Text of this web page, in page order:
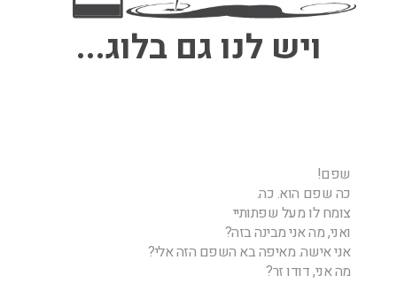
שפם!
כה שפם הוא. כה.
צומח לו מעל שפתותיי
ואני, מה אני מבינה בזה?
אני אישה. מאיפה בא השפם הזה אלי?
מה אני, דודו זר?
ויש לנו גם בלוג...